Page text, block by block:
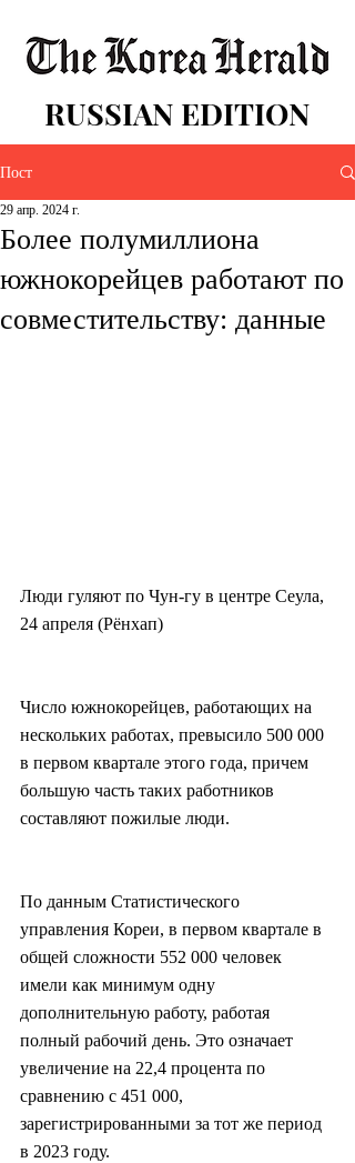
RUSSIAN EDITION
Пост
Более полумиллиона
южнокорейцев работают по
совместительству: данные
29 апр. 2024 г.
Люди гуляют по Чун-гу в центре Сеула,
24 апреля (Рёнхап)
Число южнокорейцев, работающих на
нескольких работах, превысило 500 000
в первом квартале этого года, причем
большую часть таких работников
составляют пожилые люди.
По данным Статистического
управления Кореи, в первом квартале в
общей сложности 552 000 человек
имели как минимум одну
дополнительную работу, работая
полный рабочий день. Это означает
увеличение на 22,4 процента по
сравнению с 451 000,
зарегистрированными за тот же период
в 2023 году.